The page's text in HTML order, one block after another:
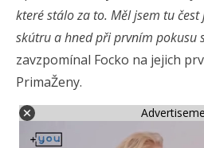
které stálo za to. Měl jsem tu
skútru a hned při prvním pokusu
zavzpomínal Focko na jejich
PrimaŽeny.